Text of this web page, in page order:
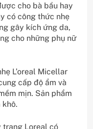
cho bà bầu hay
có công thức nhẹ
gây kích ứng da,
cho những phụ nữ
L’oreal Micellar
cấp độ ẩm và
mịn. Sản phẩm
khô.
trang Loreal có